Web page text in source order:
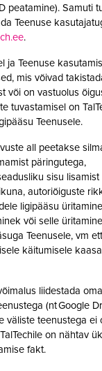
peatamine). Samuti
Teenuse
.
ja Teenuse
mis võivad
või on vastuolus
tuvastamisel on
Teenusele.
all peetakse
päringutega,
sisu lisamist
autoriõiguste
ligipääsu
või selle
Teenusele, vm
käitumisele
liidestada
(nt Google
väliste teenustega ei
on nähtav
fakt.